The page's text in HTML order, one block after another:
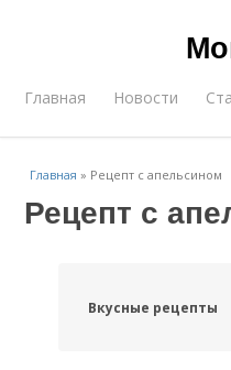
Главная Новости
Главная » Рецепт с апельсином
Рецепт с
Вкусные рецепты